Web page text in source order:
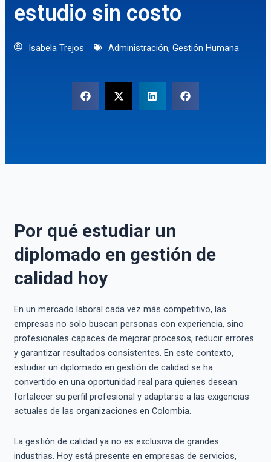
estudio sin costo
Isabela Trejos Administración, Gestión Humana
Por qué estudiar un
diplomado en gestión de
calidad hoy
En un mercado laboral cada vez más competitivo, las
empresas no solo buscan personas con experiencia, sino
profesionales capaces de mejorar procesos, reducir errores
y garantizar resultados consistentes. En este contexto,
estudiar un diplomado en gestión de calidad se ha
convertido en una oportunidad real para quienes desean
fortalecer su perfil profesional y adaptarse a las exigencias
actuales de las organizaciones en Colombia.
La gestión de calidad ya no es exclusiva de grandes
industrias. Hoy está presente en empresas de servicios,